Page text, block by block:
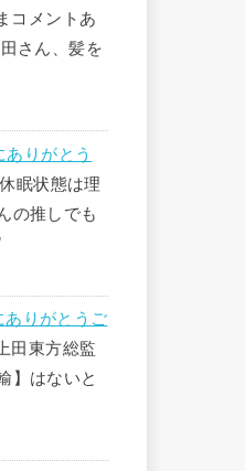
コメントあ
さん、髪を
ありがとう
眠状態は理
の推しでも
ありがとうご
田東方総監
】はないと